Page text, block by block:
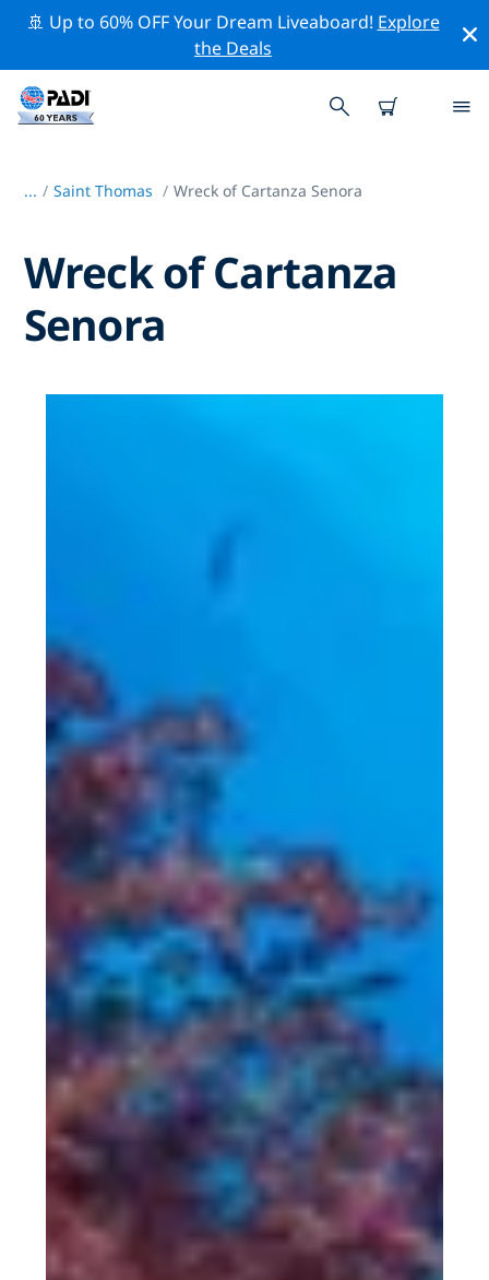
🚢 Up to 60% OFF Your Dream Liveaboard! Explore
the Deals
... / Saint Thomas Wreck of Cartanza Senora
Wreck of Cartanza
Senora